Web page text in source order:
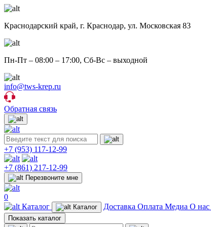
Краснодарский край, г. Краснодар, ул. Московская 83
Пн-Пт – 08:00 – 17:00, Сб-Вс – выходной
info@tws-krep.ru
Обратная связь
+7 (953) 117-12-99
+7 (861) 217-12-99
Перезвоните мне
0
Каталог
Каталог Доставка Оплата Медиа О нас
Показать каталог